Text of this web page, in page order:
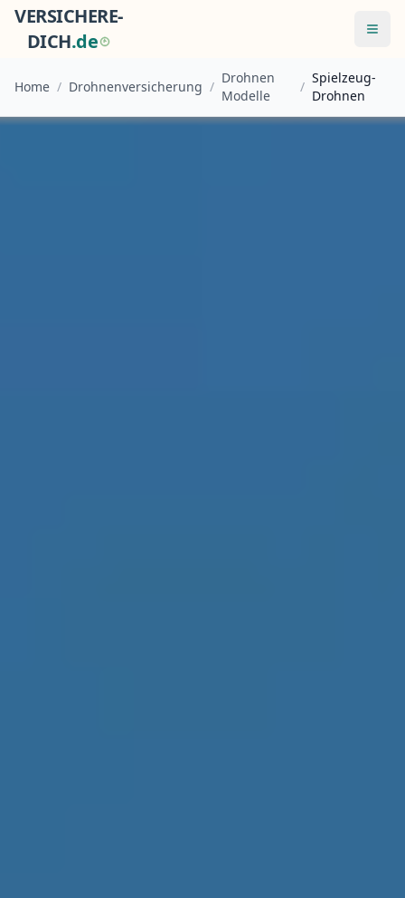
VERSICHERE-
DICH.de
Home / Drohnenversicherung /
Drohnen
Modelle
/
Spielzeug-
Drohnen